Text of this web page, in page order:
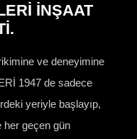
İNŞAAT
ve deneyimine
1947 de sadece
yeriyle başlayıp,
her geçen gün